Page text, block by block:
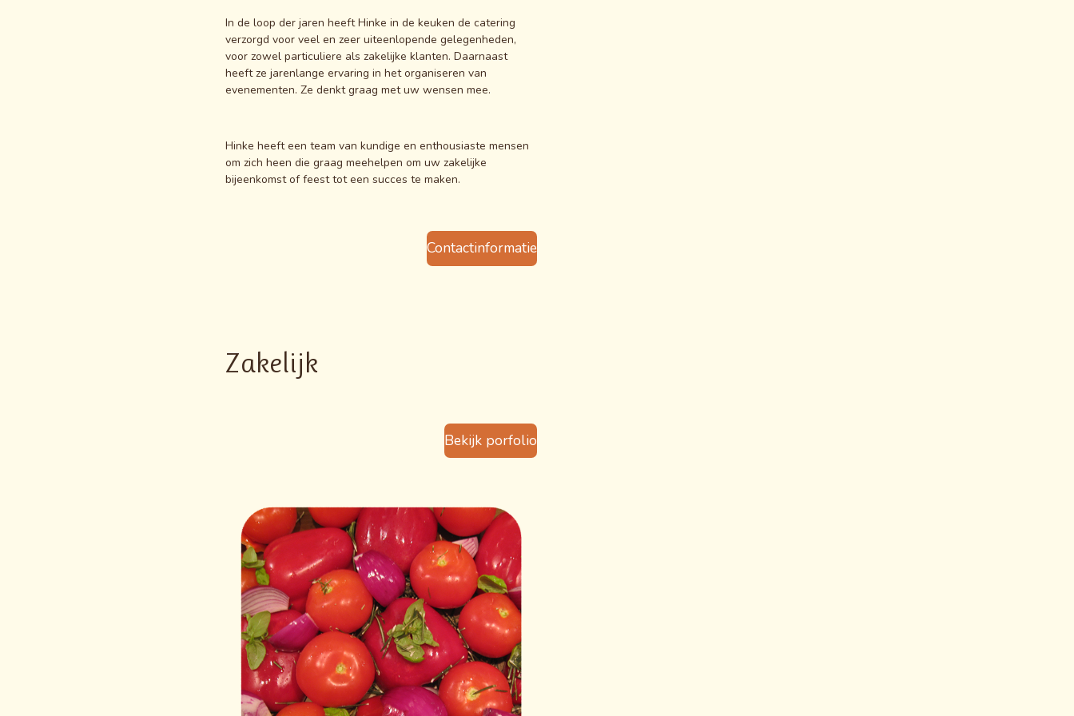
In de loop der jaren heeft Hinke in de keuken de catering
verzorgd voor veel en zeer uiteenlopende gelegenheden,
voor zowel particuliere als zakelijke klanten. Daarnaast
heeft ze jarenlange ervaring in het organiseren van
evenementen. Ze denkt graag met uw wensen mee.
Hinke heeft een team van kundige en enthousiaste mensen
om zich heen die graag meehelpen om uw zakelijke
bijeenkomst of feest tot een succes te maken.
Contactinformatie
Zakelijk
Bekijk porfolio